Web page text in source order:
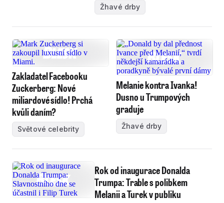
Žhavé drby
Zakladatel Facebooku
Zuckerberg: Nové
miliardové sídlo! Prchá
kvůli daním?
Světové celebrity
Melanie kontra Ivanka!
Dusno u Trumpových
graduje
Žhavé drby
Rok od inaugurace Donalda
Trumpa: Trable s polibkem
Melanii a Turek v publiku